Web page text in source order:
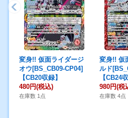
変身!! 仮面ライダージ
オウ[BS_CB09-CP04]
【CB20収録】
480円(税込)
在庫数 1点
変身!! 仮
ルド
【CB24
980円(税
在庫数 4点